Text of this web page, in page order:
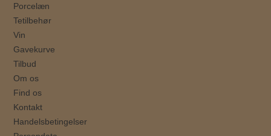
Porcelæn
Tetilbehør
Vin
Gavekurve
Tilbud
Om os
Find os
Kontakt
Handelsbetingelser